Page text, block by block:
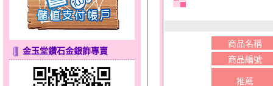
只愛你～男黃金戒指
金玉堂鑽石金銀飾專賣
商品名稱
商品編號
推薦